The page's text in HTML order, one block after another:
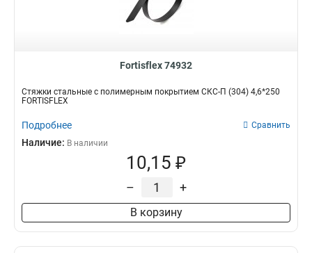
Fortisflex 74932
Стяжки стальные с полимерным покрытием СКС-П (304) 4,6*250
FORTISFLEX
Подробнее Сравнить
Наличие: В наличии
10,15 ₽
– +
В корзину